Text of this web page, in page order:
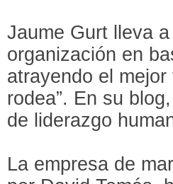
Jaume Gurt lleva
organización en
atrayendo el
rodea”. En su
de liderazgo
La empresa de